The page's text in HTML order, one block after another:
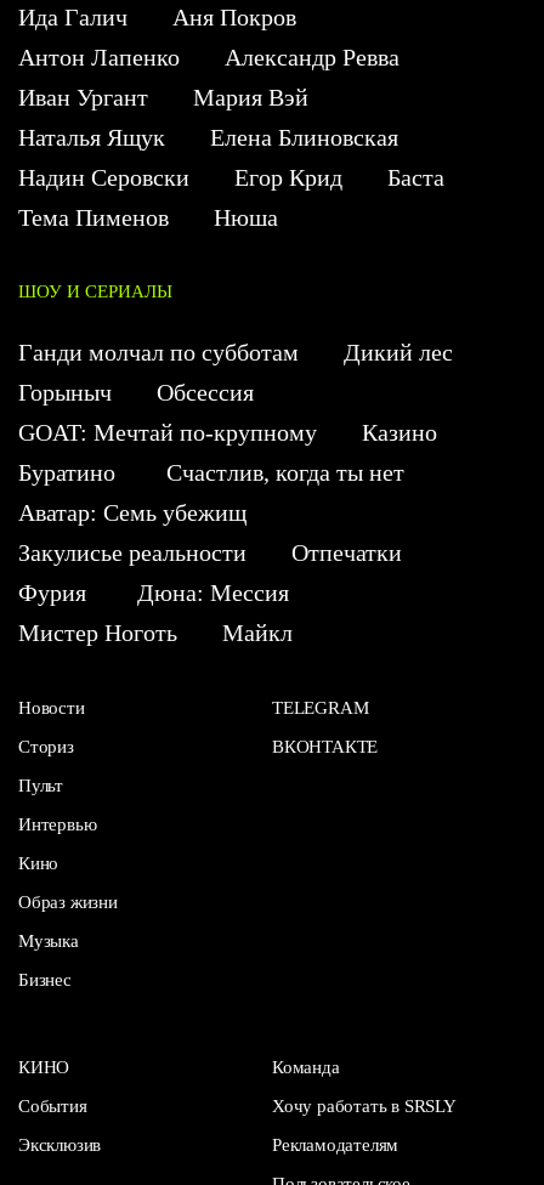
Ида Галич
Аня Покров
Антон Лапенко
Александр Ревва
Иван Ургант
Мария Вэй
Наталья Ящук
Елена Блиновская
Надин Серовски
Егор Крид
Баста
Тема Пименов
Нюша
ШОУ И СЕРИАЛЫ
Ганди молчал по субботам
Дикий лес
Горыныч
Обсессия
GOAT: Мечтай по-крупному
Казино
Буратино
Счастлив, когда ты нет
Аватар: Семь убежищ
Закулисье реальности
Отпечатки
Фурия
Дюна: Мессия
Мистер Ноготь
Майкл
Новости
Сториз
Пульт
Интервью
Кино
Образ жизни
Музыка
Бизнес
TELEGRAM
ВКОНТАКТЕ
КИНО
События
Эксклюзив
Команда
Хочу работать в SRSLY
Рекламодателям